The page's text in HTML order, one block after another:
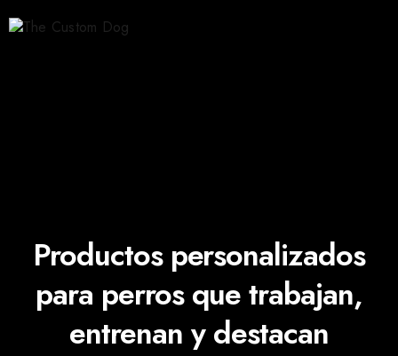
Productos personalizados
para perros que trabajan,
entrenan y destacan